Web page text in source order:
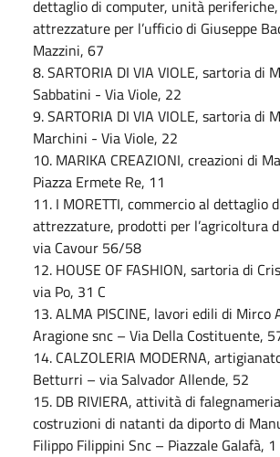
dettaglio di computer, unità
attrezzature per l’ufficio di Giuseppe
Mazzini, 67
8. SARTORIA DI VIA VIOLE, sartoria di
Sabbatini - Via Viole, 22
9. SARTORIA DI VIA VIOLE, sartoria di
Marchini - Via Viole, 22
10. MARIKA CREAZIONI, creazioni di
Piazza Ermete Re, 11
11. I MORETTI, commercio al dettaglio
attrezzature, prodotti per l’agricoltura
via Cavour 56/58
12. HOUSE OF FASHION, sartoria di
via Po, 31 C
13. ALMA PISCINE, lavori edili di Mirco
Aragione snc – Via Della Costituente,
14. CALZOLERIA MODERNA,
Betturri – via Salvador Allende, 52
15. DB RIVIERA, attività di
costruzioni di natanti da diporto di
Filippo Filippini Snc – Piazzale Galafà, 1